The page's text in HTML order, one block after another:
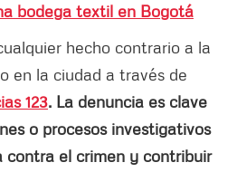
bodega textil en Bogotá
hecho contrario a la
en la ciudad a través de
123. La denuncia es clave
o procesos investigativos
contra el crimen y contribuir